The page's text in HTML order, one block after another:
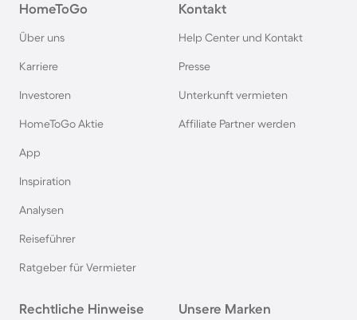
Hütten in Süddeutschland
Hütten in Norwegen
Hütten in Bayern
Hütten in der Schweiz
HomeToGo
Über uns
Karriere
Investoren
HomeToGo Aktie
App
Inspiration
Analysen
Reiseführer
Ratgeber für Vermieter
Kontakt
Help Center und Kontakt
Presse
Unterkunft vermieten
Affiliate Partner werden
Rechtliche Hinweise Unsere Marken